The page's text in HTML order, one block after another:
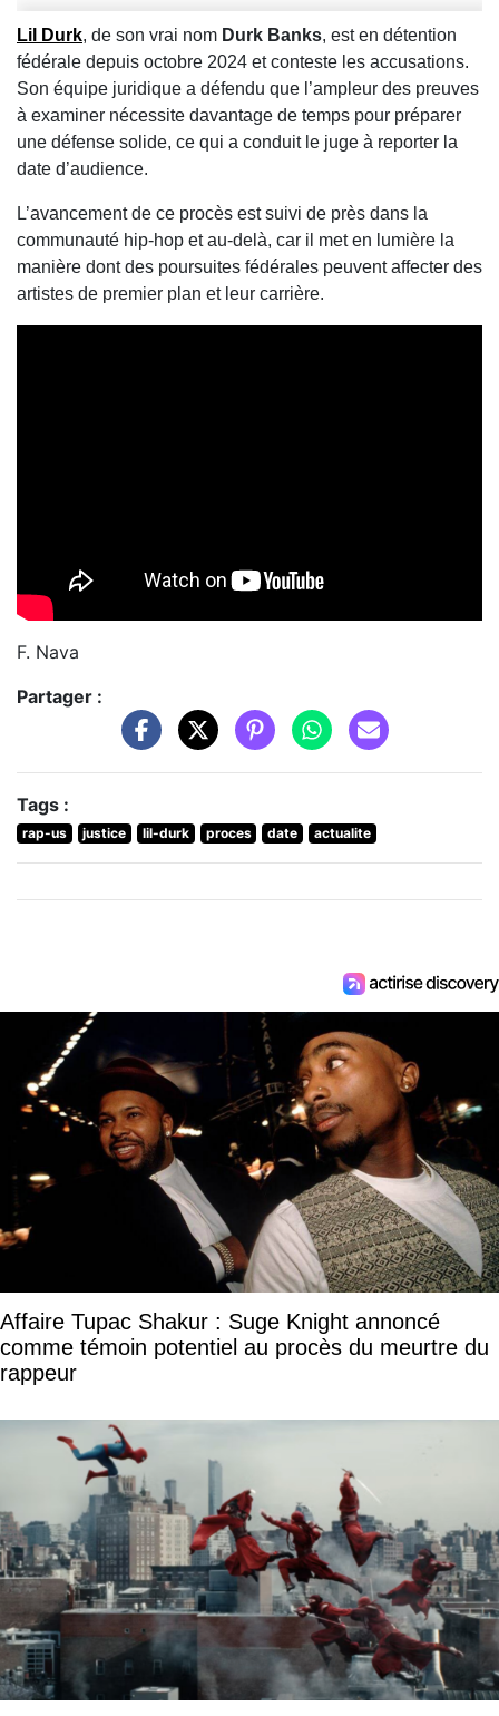
Lil Durk, de son vrai nom Durk Banks, est en détention
fédérale depuis octobre 2024 et conteste les accusations.
Son équipe juridique a défendu que l’ampleur des preuves
à examiner nécessite davantage de temps pour préparer
une défense solide, ce qui a conduit le juge à reporter la
date d’audience.
L’avancement de ce procès est suivi de près dans la
communauté hip-hop et au-delà, car il met en lumière la
manière dont des poursuites fédérales peuvent affecter des
artistes de premier plan et leur carrière.
F. Nava
Partager :
Tags :
rap-us justice lil-durk proces date actualite
Affaire Tupac Shakur : Suge Knight annoncé
comme témoin potentiel au procès du meurtre du
rappeur